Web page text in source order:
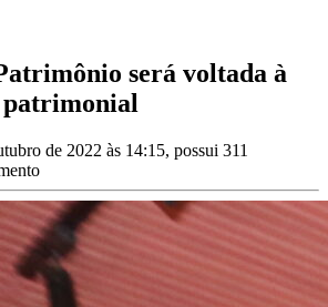
será voltada à
patrimonial
de 2022 às 14:15, possui 311